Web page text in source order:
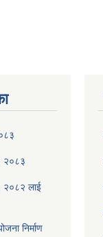
२०८३
२०८२ लाई
निर्माण